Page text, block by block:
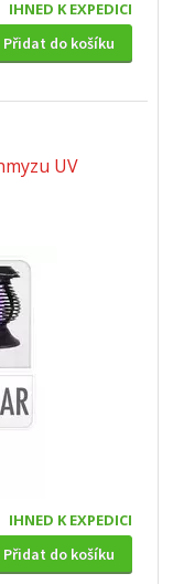
IHNED K EXPEDICI
Přidat do košíku
UV
IHNED K EXPEDICI
Přidat do košíku